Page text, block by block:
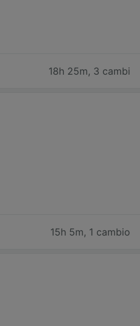
18h 25m, 3 cambi
15h 5m, 1 cambio